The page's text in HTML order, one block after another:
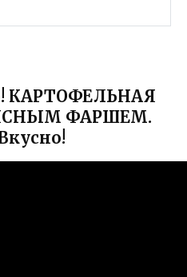
КАРТОФЕЛЬНАЯ
ФАРШЕМ.